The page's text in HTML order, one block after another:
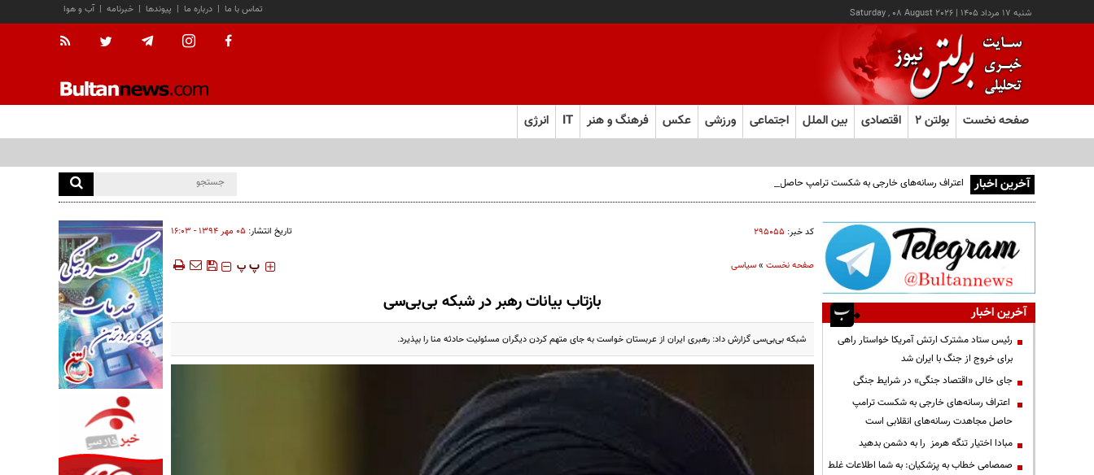
شنبه ۱۷ مرداد ۱۴۰۵ |
Saturday , 08 August 2026 آب و هوا | خبرنامه | پیوندها | درباره ما | تماس با ما
صفحه نخست بولتن ۲ اقتصادی بین الملل اجتماعی ورزشی عکس فرهنگ و هنر IT انرژی
آخرین اخبار اعتراف رسانه‌های خارجی به شکست ترامپ حاصل مجاهدت رسانه‌های انقلابی است
کد خبر: ۲۹۵۰۵۵ تاریخ انتشار: ۰۵ مهر ۱۳۹۴ - ۱۶:۰۳
صفحه نخست»سیاسی ‍‍‍ پ پ
بازتاب بیانات رهبر در شبکه بی‌بی‌سی
شبکه بی‌بی‌سی گزارش داد: رهبری ایران از عربستان خواست به جای متهم کردن دیگران مسئولیت حادثه منا را بپذیرد.
آخرین اخبار
رئیس ستاد مشترک ارتش آمریکا خواستار راهی
برای خروج از جنگ با ایران شد
جای خالی «اقتصاد جنگی» در شرایط جنگی
اعتراف رسانه‌های خارجی به شکست ترامپ
حاصل مجاهدت رسانه‌های انقلابی است
مبادا اختیار تنگه هرمز را به دشمن بدهید
صمصامی خطاب به پزشکیان: به شما اطلاعات غلط